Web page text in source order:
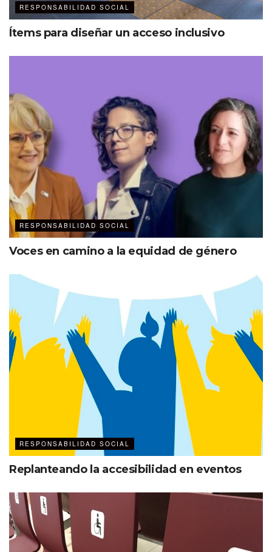
RESPONSABILIDAD SOCIAL
Ítems para diseñar un acceso inclusivo
RESPONSABILIDAD SOCIAL
Voces en camino a la equidad de género
RESPONSABILIDAD SOCIAL
Replanteando la accesibilidad en eventos